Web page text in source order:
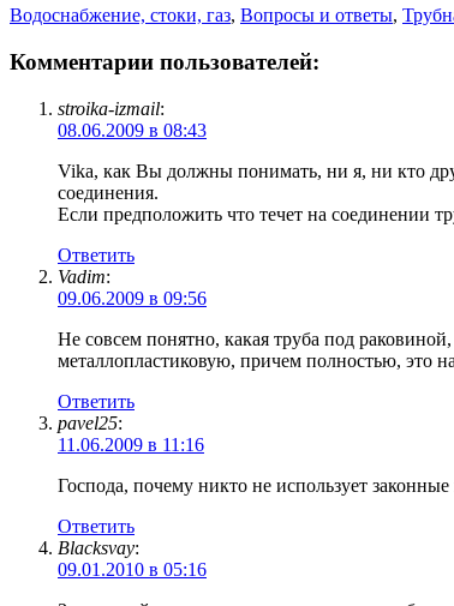
Водоснабжение, стоки, газ, Вопросы и ответы,
Комментарии пользователей:
stroika-izmail:
08.06.2009 в 08:43
Vika, как Вы должны понимать, ни я, ни кто
соединения.
Если предположить что течет на соединении
Ответить
Vadim:
09.06.2009 в 09:56
Не совсем понятно, какая труба под
металлопластиковую, причем полностью, это
Ответить
pavel25:
11.06.2009 в 11:16
Господа, почему никто не использует
Ответить
Blacksvay:
09.01.2010 в 05:16